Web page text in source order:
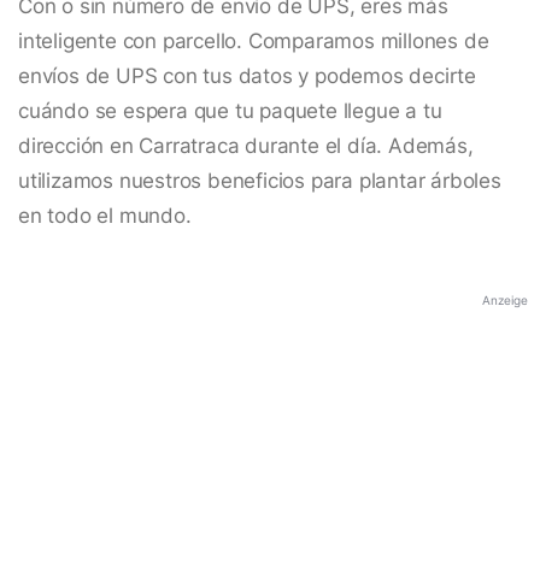
Con o sin número de envío de UPS, eres más
inteligente con parcello. Comparamos millones de
envíos de UPS con tus datos y podemos decirte
cuándo se espera que tu paquete llegue a tu
dirección en Carratraca durante el día. Además,
utilizamos nuestros beneficios para plantar árboles
en todo el mundo.
Anzeige